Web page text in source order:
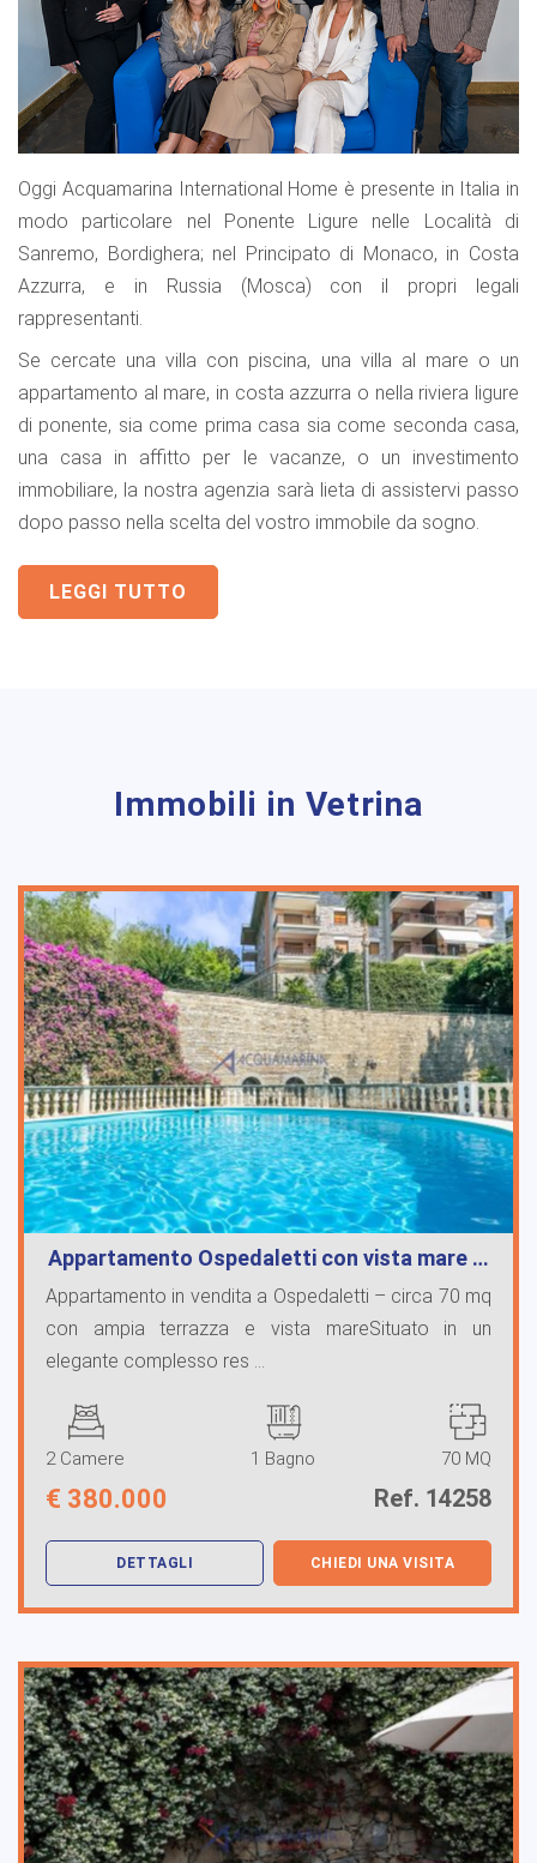
Oggi Acquamarina International Home è presente in Italia in
modo particolare nel Ponente Ligure nelle Località di
Sanremo, Bordighera; nel Principato di Monaco, in Costa
Azzurra, e in Russia (Mosca) con il propri legali
rappresentanti.
Se cercate una villa con piscina, una villa al mare o un
appartamento al mare, in costa azzurra o nella riviera ligure
di ponente, sia come prima casa sia come seconda casa,
una casa in affitto per le vacanze, o un investimento
immobiliare, la nostra agenzia sarà lieta di assistervi passo
dopo passo nella scelta del vostro immobile da sogno.
LEGGI TUTTO
Immobili in Vetrina
Appartamento Ospedaletti con vista mare …
Appartamento in vendita a Ospedaletti – circa 70 mq
con ampia terrazza e vista mareSituato in un
elegante complesso res ...
2 Camere 1 Bagno 70 MQ
€ 380.000 Ref. 14258
DETTAGLI CHIEDI UNA VISITA